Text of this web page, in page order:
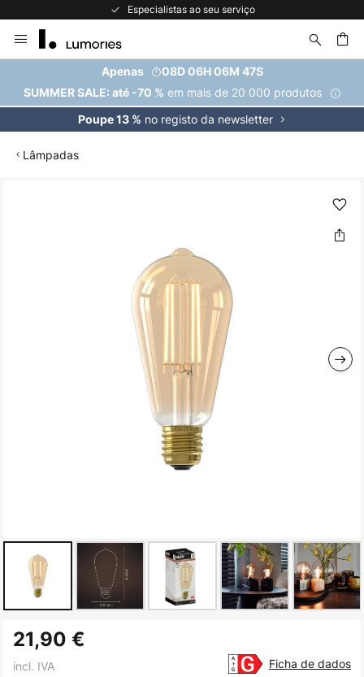
Especialistas ao seu serviço
para
Conteúdo
Apenas
08D 06H 06M 46S
SUMMER SALE: até -70 % em mais de 20 000 produtos
Poupe 13 % no registo da newsletter
Lâmpadas
para
21,90 €
incl. IVA Ficha de dados